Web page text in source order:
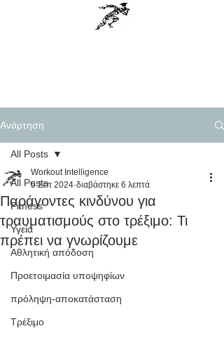
Ανάρτηση
All Posts
Fitness
Υγεία
Αθλητική απόδοση
Προετοιμασία υποψηφίων
πρόληψη-αποκατάσταση
Τρέξιμο
All Posts
Παράγοντες κινδύνου για
τραυματισμούς στο τρέξιμο: Τι
πρέπει να γνωρίζουμε
Workout Intelligence
5 Σεπ 2024 διαβάστηκε 6 λεπτά